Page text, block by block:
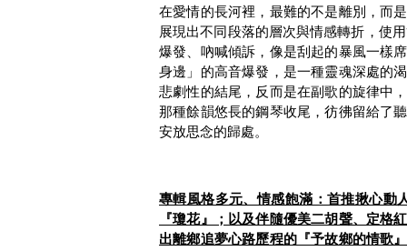
在愛情的長河裡，最難的不是離別，而
展現出不同段落的層次與情感轉折，使
爆發、吶喊傾訴，像是刮起的暴風一樣
身邊」的高音爆發，是一種靈魂深處的
悲劇性的結尾，反而是在副歌的旋律中
那種餘韻悠長的鋼琴收尾，彷彿留給了
安放思念的歸處。
專輯風格多元、情感飽滿：首推揪心動
『瓊花』；以及伴隨優美二胡聲、定
出離鄉追夢心路歷程的『予故鄉的情歌